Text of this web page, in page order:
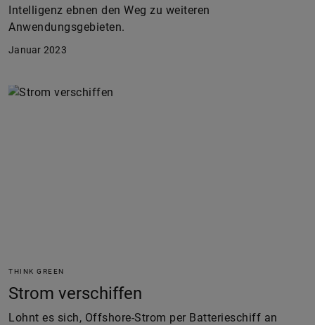
Intelligenz ebnen den Weg zu weiteren
Anwendungsgebieten.
Januar 2023
THINK GREEN
Strom verschiffen
Lohnt es sich, Offshore-Strom per Batterieschiff an